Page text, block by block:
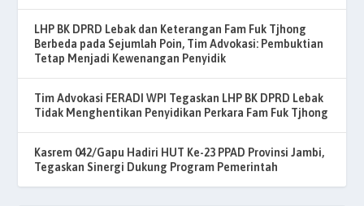
LHP BK DPRD Lebak dan Keterangan Fam Fuk Tjhong
Berbeda pada Sejumlah Poin, Tim Advokasi: Pembuktian
Tetap Menjadi Kewenangan Penyidik
Tim Advokasi FERADI WPI Tegaskan LHP BK DPRD Lebak
Tidak Menghentikan Penyidikan Perkara Fam Fuk Tjhong
Kasrem 042/Gapu Hadiri HUT Ke-23 PPAD Provinsi Jambi,
Tegaskan Sinergi Dukung Program Pemerintah